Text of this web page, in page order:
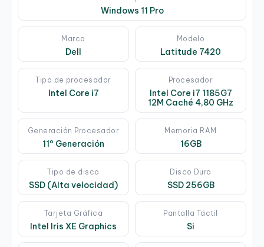
Windows 11 Pro
Marca
Dell
Modelo
Latitude 7420
Tipo de procesador
Intel Core i7
Procesador
Intel Core i7 1185G7
12M Caché 4,80 GHz
Generación Procesador
11º Generación
Memoria RAM
16GB
Tipo de disco
SSD (Alta velocidad)
Disco Duro
SSD 256GB
Tarjeta Gráfica
Intel Iris XE Graphics
Pantalla Táctil
Si